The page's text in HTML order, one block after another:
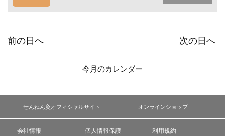
前の日へ 次の日へ
今月のカレンダー
せんねん灸オフィシャルサイト オンラインショップ
会社情報 個人情報保護 利用規約